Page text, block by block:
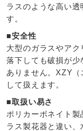
ラスのような高い
す。
■安全性
大型のガラスやアク
落下しても破損が少
ありません。XZY
して扱えます。
■取扱い易さ
ポリカーボネイト
ラス製花器と違い、